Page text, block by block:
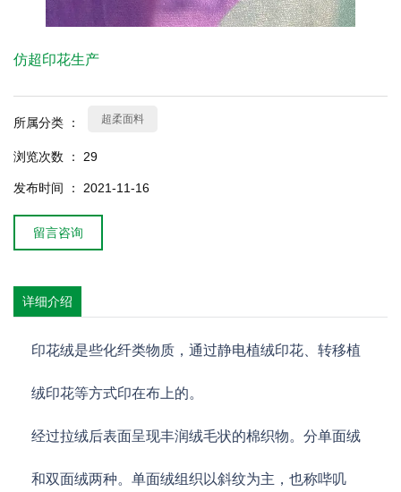
仿超印花生产
所属分类 ： 超柔面料
浏览次数 ： 29
发布时间 ： 2021-11-16
留言咨询
详细介绍
印花绒是些化纤类物质，通过静电植绒印花、转移植
绒印花等方式印在布上的。
经过拉绒后表面呈现丰润绒毛状的棉织物。分单面绒
和双面绒两种。单面绒组织以斜纹为主，也称哔叽